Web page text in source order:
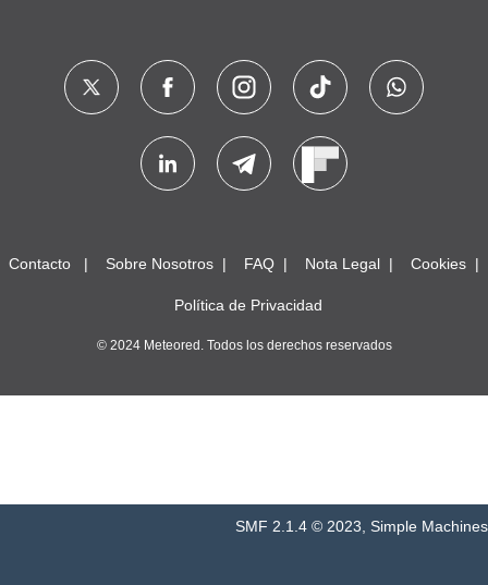
Contacto Sobre Nosotros FAQ Nota Legal Cookies
Política de Privacidad
© 2024 Meteored. Todos los derechos reservados
SMF 2.1.4 © 2023 Simple Machines